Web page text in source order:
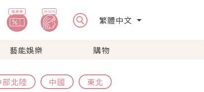
繁體中文
藝能娛樂 購物
部北陸 中國 東北